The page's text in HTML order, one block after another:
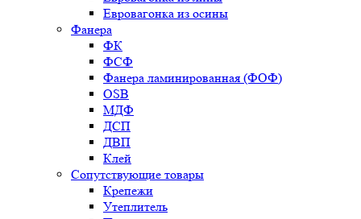
Евровагонка из осины
Фанера
ФК
ФСФ
Фанера ламинированная (ФОФ)
OSB
МДФ
ДСП
ДВП
Клей
Сопутствующие товары
Крепежи
Утеплитель